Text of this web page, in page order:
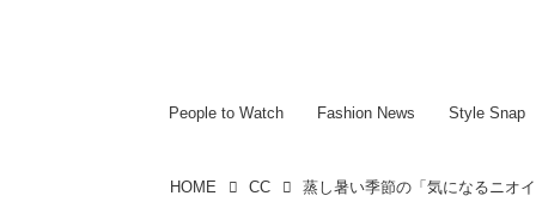
People to Watch Fashion News Style Snap
HOME CC